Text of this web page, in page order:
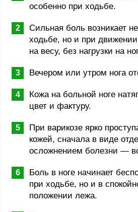
особенно при ходьбе.
Сильная боль возникает
ходьбе, но и при
на весу, без нагрузки на
Вечером или утром нога
Кожа на больной ноге
цвет и фактуру.
При варикозе ярко
кожей, сначала в виде
осложнением болезни —
Боль в ноге начинает
при ходьбе, но и в
положении лежа.